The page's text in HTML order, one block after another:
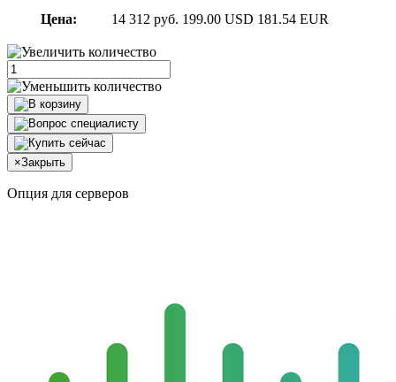
Цена: 14 312 руб. 199.00 USD 181.54 EUR
×Закрыть
Опция для серверов